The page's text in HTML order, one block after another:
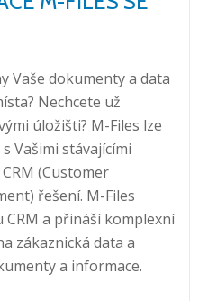
Vaše dokumenty a data
Nechcete už
úložišti? M-Files lze
Vašimi stávajícími
(Customer
řešení. M-Files
a přináší komplexní
zákaznická data a
a informace.